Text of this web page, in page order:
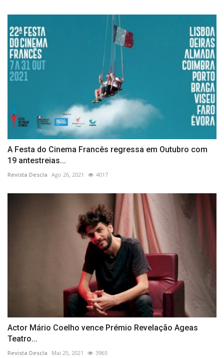
A Festa do Cinema Francês regressa em Outubro com
19 antestreias...
Revista Descla Ago 26, 2021 4017
Actor Mário Coelho vence Prémio Revelação Ageas
Teatro...
Revista Descla Mai 25, 2021 3965